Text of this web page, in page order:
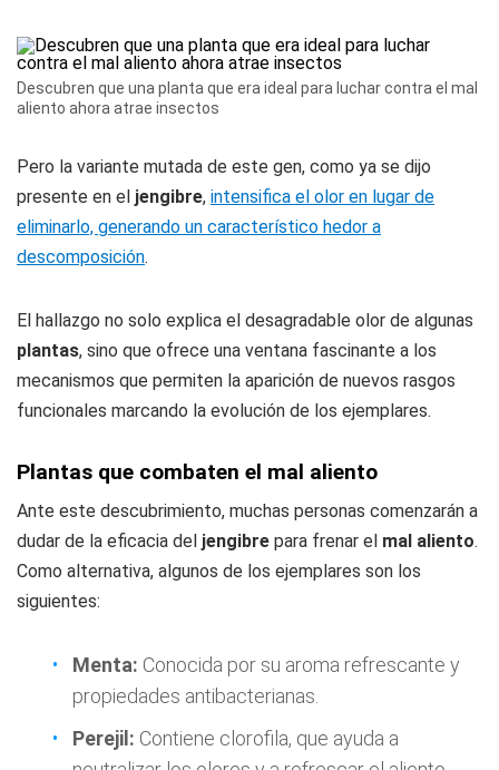
Descubren que una planta que era ideal para luchar contra el mal
aliento ahora atrae insectos
Pero la variante mutada de este gen, como ya se dijo
presente en el jengibre, intensifica el olor en lugar de
eliminarlo, generando un característico hedor a
descomposición.
El hallazgo no solo explica el desagradable olor de algunas
plantas, sino que ofrece una ventana fascinante a los
mecanismos que permiten la aparición de nuevos rasgos
funcionales marcando la evolución de los ejemplares.
Plantas que combaten el mal aliento
Ante este descubrimiento, muchas personas comenzarán a
dudar de la eficacia del jengibre para frenar el mal aliento.
Como alternativa, algunos de los ejemplares son los
siguientes:
Menta: Conocida por su aroma refrescante y
propiedades antibacterianas.
Perejil: Contiene clorofila, que ayuda a